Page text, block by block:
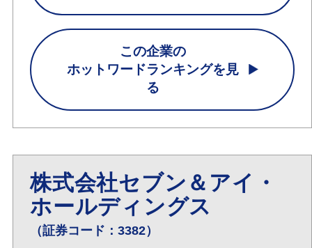
この企業の
ホットワードランキングを見
る
株式会社セブン＆アイ・
ホールディングス
（証券コード：3382）